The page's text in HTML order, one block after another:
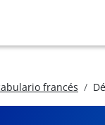
francés